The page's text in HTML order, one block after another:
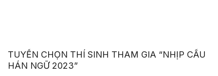
TUYỂN CHỌN THÍ SINH THAM GIA “NHỊP CẦU
HÁN NGỮ 2023”